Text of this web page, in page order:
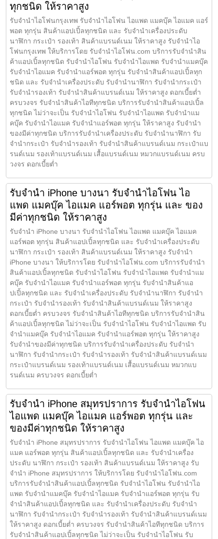
ทุกชนิด ให้ราคาสูง
รับจำนำไอโฟนกรุงเทพ รับจำนำไอโฟน ไอแพด แมคบุ๊ค ไอแมค แอร์
พอต ทุกรุ่น สินค้าแอปเปิ้ลทุกชนิด และ รับจำนำเครื่องประดับ
นาฬิกา กระเป๋า รองเท้า สินค้าแบรนด์เนม ให้ราคาสูง รับจำนำไอ
โฟนกรุงเทพ ให้บริการโดย รับจํานําไอโฟน.com บริการรับจำนำสิน
ค้าแอปเปิ้ลทุกชนิด รับจำนำไอโฟน รับจำนำไอแพด รับจำนำแมคบุ๊ค
รับจำนำไอแมค รับจำนำแอร์พอต ทุกรุ่น รับจำนำสินค้าแอปเปิ้ลทุก
ชนิด และ รับจำนำเครื่องประดับ รับจำนำนาฬิกา รับจำนำกระเป๋า
รับจำนำรองเท้า รับจำนำสินค้าแบรนด์เนม ให้ราคาสูง ดอกเบี้ยต่ำ
ครบวงจร รับจำนำสินค้าไอทีทุกชนิด บริการรับจำนำสินค้าแอปเปิ้ล
ทุกชนิด ไม่ว่าจะเป็น รับจำนำไอโฟน รับจำนำไอแพด รับจำนำแม
คบุ๊ค รับจำนำไอแมค รับจำนำแอร์พอต ทุกรุ่น ให้ราคาสูง รับจำนำ
ของมีค่าทุกชนิด บริการรับจำนำเครื่องประดับ รับจำนำนาฬิกา รับ
จำนำกระเป๋า รับจำนำรองเท้า รับจำนำสินค้าแบรนด์เนม กระเป๋าแบ
รนด์เนม รองเท้าแบรนด์เนม เสื้อแบรนด์เนม หมวกแบรนด์เนม ครบ
วงจร ดอกเบี้ยต่ำ
รับจำนำ iPhone บางนา รับจำนำไอโฟน ไอ
แพด แมคบุ๊ค ไอแมค แอร์พอต ทุกรุ่น และ ของ
มีค่าทุกชนิด ให้ราคาสูง
รับจำนำ iPhone บางนา รับจำนำไอโฟน ไอแพด แมคบุ๊ค ไอแมค
แอร์พอต ทุกรุ่น สินค้าแอปเปิ้ลทุกชนิด และ รับจำนำเครื่องประดับ
นาฬิกา กระเป๋า รองเท้า สินค้าแบรนด์เนม ให้ราคาสูง รับจำนำ
iPhone บางนา ให้บริการโดย รับจํานําไอโฟน.com บริการรับจำนำ
สินค้าแอปเปิ้ลทุกชนิด รับจำนำไอโฟน รับจำนำไอแพด รับจำนำแม
คบุ๊ค รับจำนำไอแมค รับจำนำแอร์พอต ทุกรุ่น รับจำนำสินค้าแอ
ปเปิ้ลทุกชนิด และ รับจำนำเครื่องประดับ รับจำนำนาฬิกา รับจำนำ
กระเป๋า รับจำนำรองเท้า รับจำนำสินค้าแบรนด์เนม ให้ราคาสูง
ดอกเบี้ยต่ำ ครบวงจร รับจำนำสินค้าไอทีทุกชนิด บริการรับจำนำสิน
ค้าแอปเปิ้ลทุกชนิด ไม่ว่าจะเป็น รับจำนำไอโฟน รับจำนำไอแพด รับ
จำนำแมคบุ๊ค รับจำนำไอแมค รับจำนำแอร์พอต ทุกรุ่น ให้ราคาสูง
รับจำนำของมีค่าทุกชนิด บริการรับจำนำเครื่องประดับ รับจำนำ
นาฬิกา รับจำนำกระเป๋า รับจำนำรองเท้า รับจำนำสินค้าแบรนด์เนม
กระเป๋าแบรนด์เนม รองเท้าแบรนด์เนม เสื้อแบรนด์เนม หมวกแบ
รนด์เนม ครบวงจร ดอกเบี้ยต่ำ
รับจำนำ iPhone สมุทรปราการ รับจำนำไอโฟน
ไอแพด แมคบุ๊ค ไอแมค แอร์พอต ทุกรุ่น และ
ของมีค่าทุกชนิด ให้ราคาสูง
รับจำนำ iPhone สมุทรปราการ รับจำนำไอโฟน ไอแพด แมคบุ๊ค ไอ
แมค แอร์พอต ทุกรุ่น สินค้าแอปเปิ้ลทุกชนิด และ รับจำนำเครื่อง
ประดับ นาฬิกา กระเป๋า รองเท้า สินค้าแบรนด์เนม ให้ราคาสูง รับ
จำนำ iPhone สมุทรปราการ ให้บริการโดย รับจํานําไอโฟน.com
บริการรับจำนำสินค้าแอปเปิ้ลทุกชนิด รับจำนำไอโฟน รับจำนำไอ
แพด รับจำนำแมคบุ๊ค รับจำนำไอแมค รับจำนำแอร์พอต ทุกรุ่น รับ
จำนำสินค้าแอปเปิ้ลทุกชนิด และ รับจำนำเครื่องประดับ รับจำนำ
นาฬิกา รับจำนำกระเป๋า รับจำนำรองเท้า รับจำนำสินค้าแบรนด์เนม
ให้ราคาสูง ดอกเบี้ยต่ำ ครบวงจร รับจำนำสินค้าไอทีทุกชนิด บริการ
รับจำนำสินค้าแอปเปิ้ลทุกชนิด ไม่ว่าจะเป็น รับจำนำไอโฟน รับ